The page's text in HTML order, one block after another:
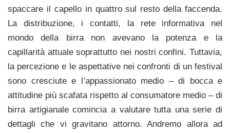
spaccare il capello in quattro sul resto della faccenda.
La distribuzione, i contatti, la rete informativa nel
mondo della birra non avevano la potenza e la
capillarità attuale soprattutto nei nostri confini. Tuttavia,
la percezione e le aspettative nei confronti di un festival
sono cresciute e l’appassionato medio – di bocca e
attitudine più scafata rispetto al consumatore medio – di
birra artigianale comincia a valutare tutta una serie di
dettagli che vi gravitano attorno. Andremo allora ad